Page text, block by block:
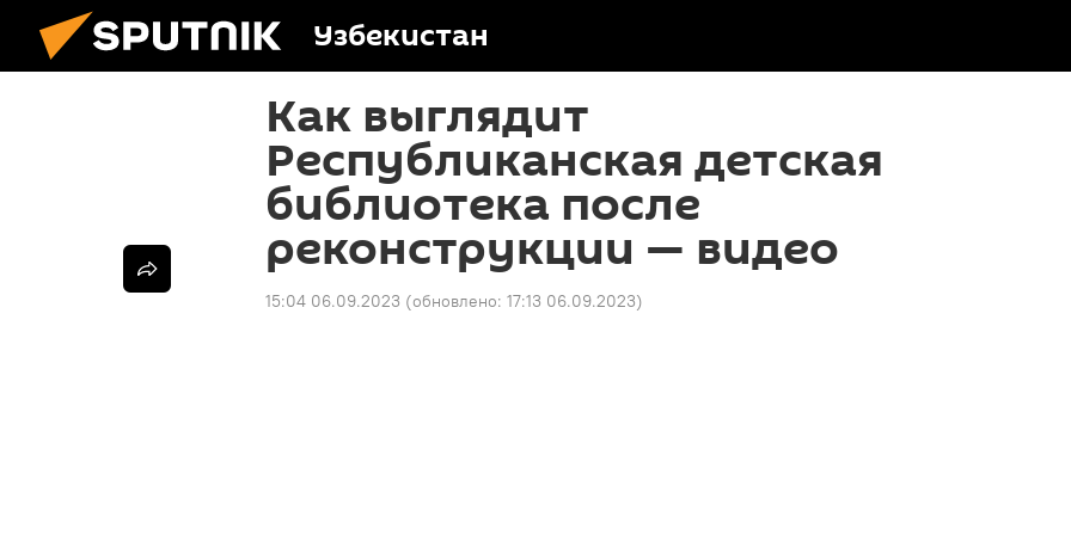
Узбекистан
Как выглядит
Республиканская детская
библиотека после
реконструкции — видео
15:04 06.09.2023 (обновлено: 17:13 06.09.2023)